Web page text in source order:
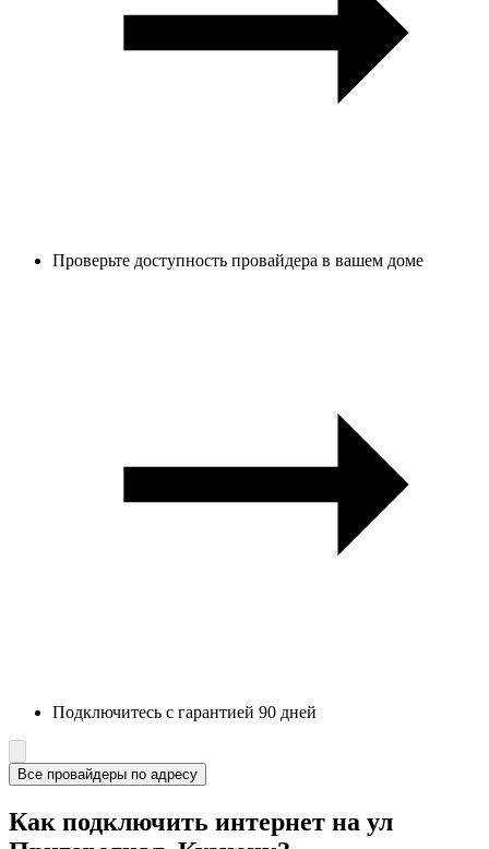
Проверьте доступность провайдера в вашем доме
Подключитесь с гарантией 90 дней
Все провайдеры по адресу
Как подключить интернет на ул